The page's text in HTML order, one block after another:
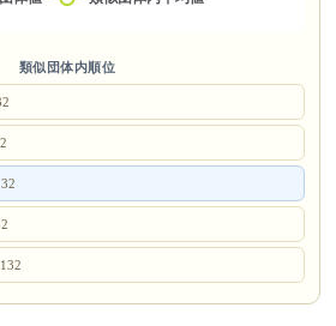
類似団体内順位